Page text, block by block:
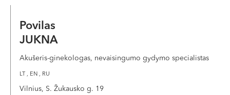
Povilas
JUKNA
Akušeris-ginekologas, nevaisingumo gydymo specialistas
LT , EN , RU
Vilnius, S. Žukausko g. 19